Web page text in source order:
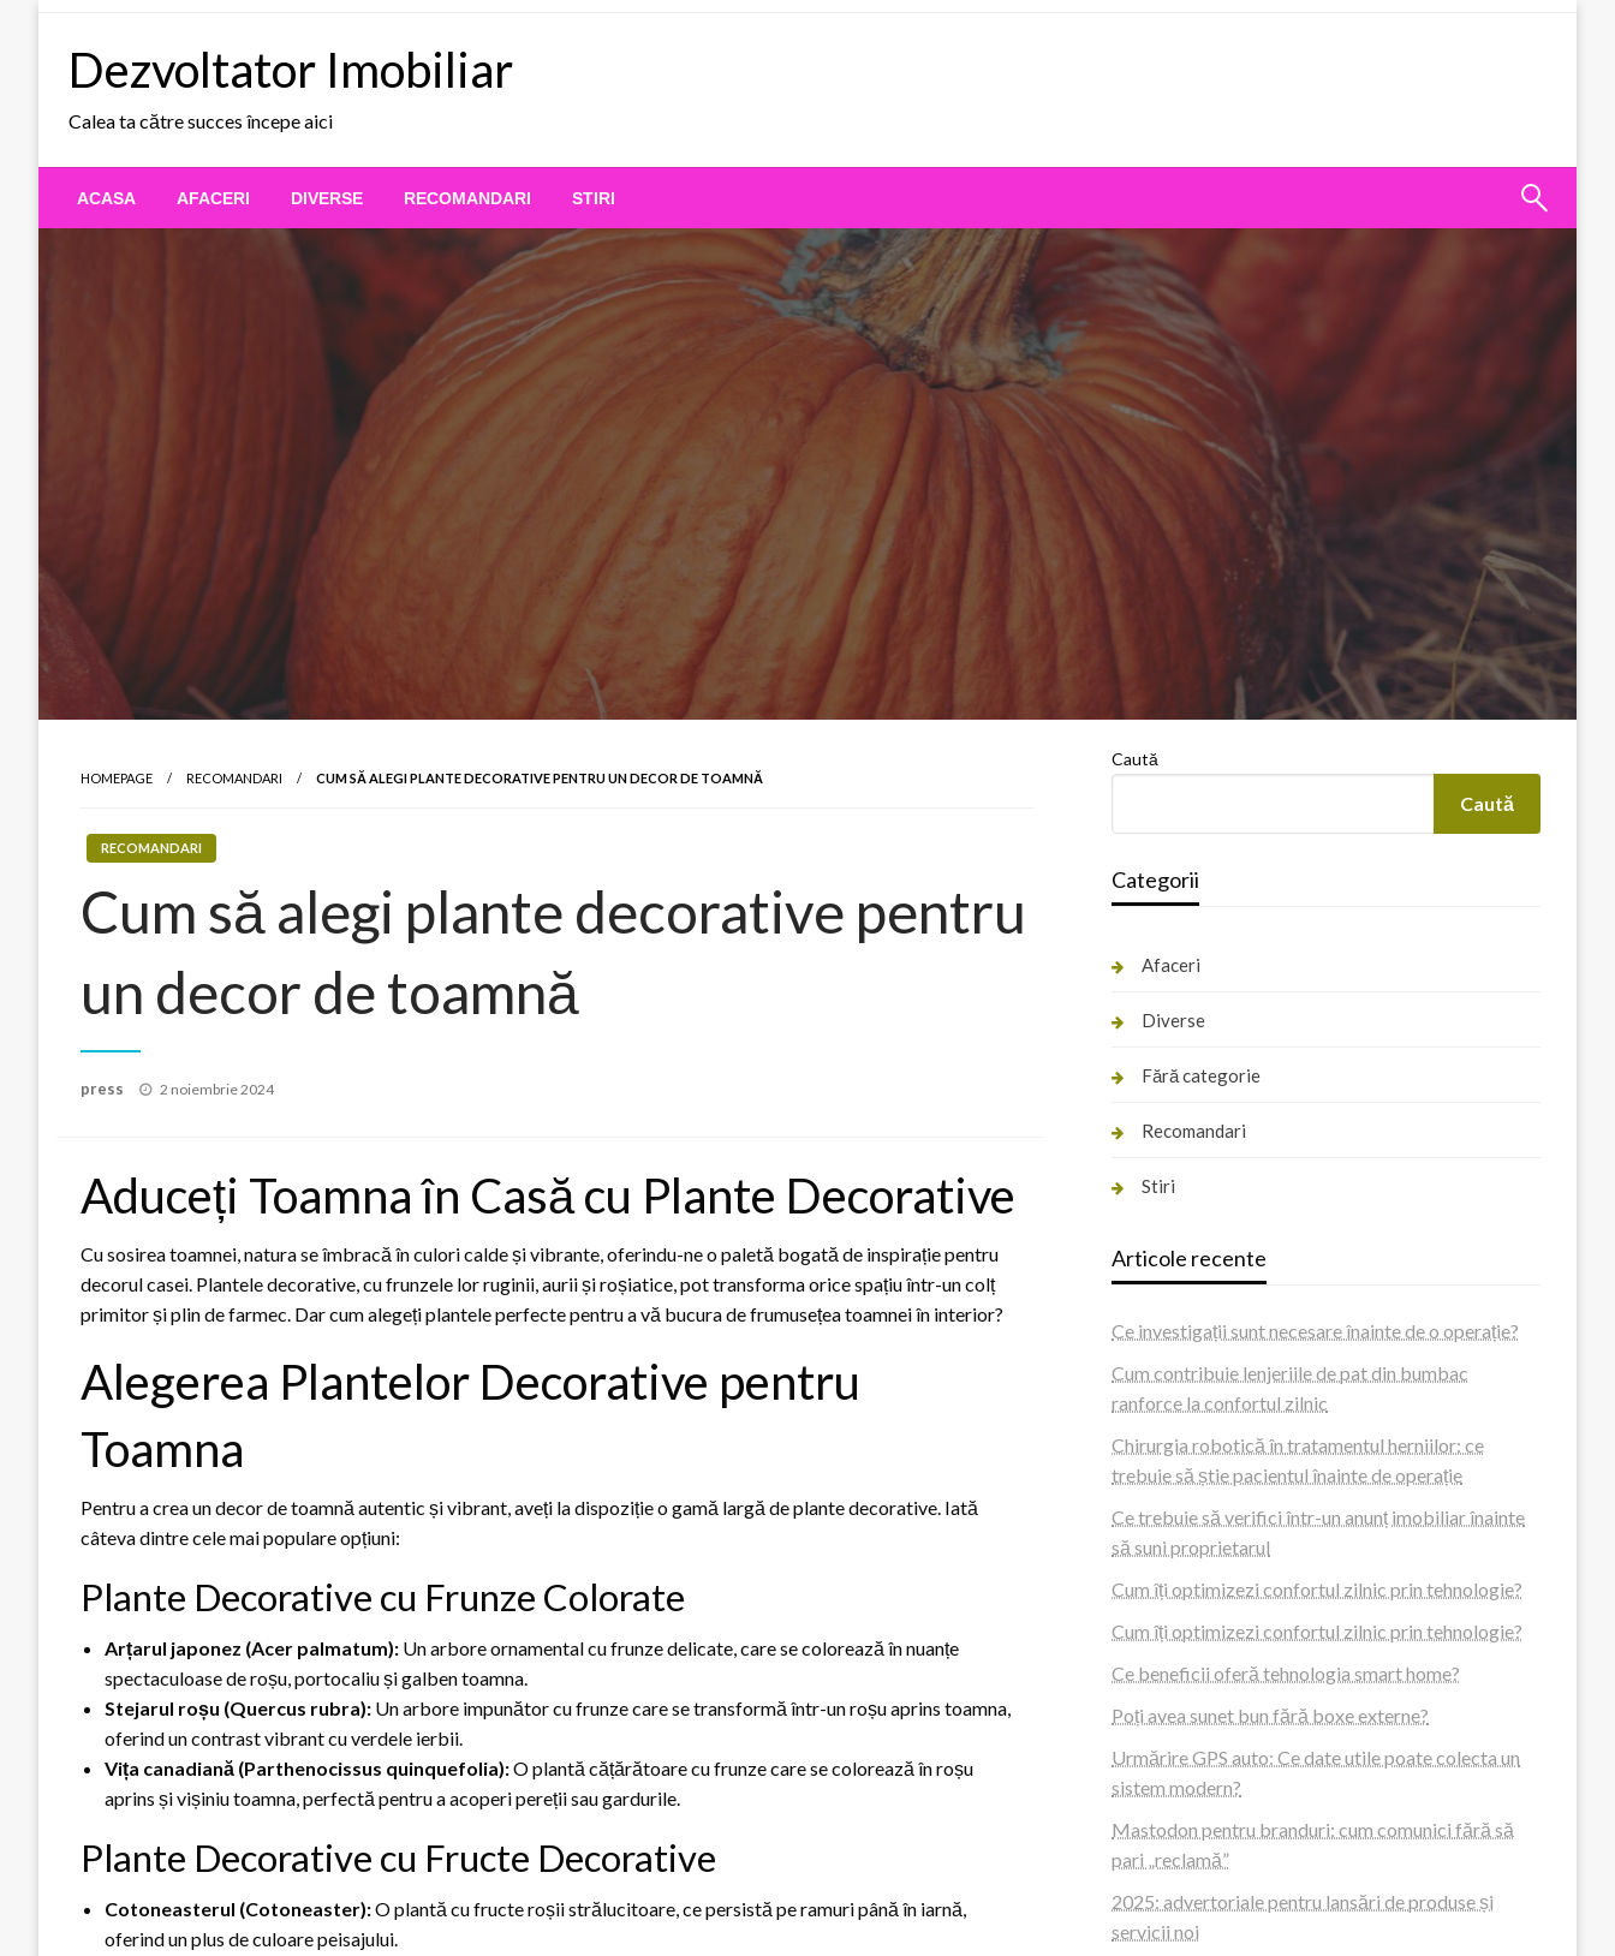
Dezvoltator Imobiliar
Calea ta către succes începe aici
ACASA AFACERI DIVERSE RECOMANDARI STIRI
HOMEPAGE RECOMANDARI CUM SĂ ALEGI PLANTE DECORATIVE PENTRU UN DECOR DE TOAMNĂ
RECOMANDARI
Cum să alegi plante decorative pentru
un decor de toamnă
press
Posted
2 noiembrie 2024
Aduceți Toamna în Casă cu Plante Decorative
Cu sosirea toamnei, natura se îmbracă în culori calde și vibrante, oferindu-ne o paletă bogată de inspirație pentru
decorul casei. Plantele decorative, cu frunzele lor ruginii, aurii și roșiatice, pot transforma orice spațiu într-un colț
primitor și plin de farmec. Dar cum alegeți plantele perfecte pentru a vă bucura de frumusețea toamnei în interior?
Alegerea Plantelor Decorative pentru
Toamna
Pentru a crea un decor de toamnă autentic și vibrant, aveți la dispoziție o gamă largă de plante decorative. Iată
câteva dintre cele mai populare opțiuni:
Plante Decorative cu Frunze Colorate
Arțarul japonez (Acer palmatum): Un arbore ornamental cu frunze delicate, care se colorează în nuanțe
spectaculoase de roșu, portocaliu și galben toamna.
Stejarul roșu (Quercus rubra): Un arbore impunător cu frunze care se transformă într-un roșu aprins toamna,
oferind un contrast vibrant cu verdele ierbii.
Vița canadiană (Parthenocissus quinquefolia):O plantă cățărătoare cu frunze care se colorează în roșu
aprins și vișiniu toamna, perfectă pentru a acoperi pereții sau gardurile.
Plante Decorative cu Fructe Decorative
Cotoneasterul (Cotoneaster):O plantă cu fructe roșii strălucitoare, ce persistă pe ramuri până în iarnă,
oferind un plus de culoare peisajului.
Caută
Caută
Categorii
Afaceri
Diverse
Fără categorie
Recomandari
Stiri
Articole recente
Ce investigații sunt necesare înainte de o operație?
Cum contribuie lenjeriile de pat din bumbac
ranforce la confortul zilnic
Chirurgia robotică în tratamentul herniilor: ce
trebuie să știe pacientul înainte de operație
Ce trebuie să verifici într-un anunț imobiliar înainte
să suni proprietarul
Cum îți optimizezi confortul zilnic prin tehnologie?
Cum îți optimizezi confortul zilnic prin tehnologie?
Ce beneficii oferă tehnologia smart home?
Poți avea sunet bun fără boxe externe?
Urmărire GPS auto: Ce date utile poate colecta un
sistem modern?
Mastodon pentru branduri: cum comunici fără să
pari „reclamă”
2025: advertoriale pentru lansări de produse și
servicii noi